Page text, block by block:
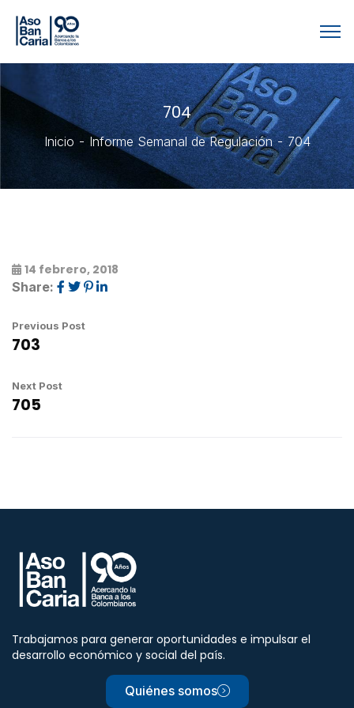
704
Inicio Informe Semanal de Regulación 704
14 febrero, 2018
Share:
Previous Post
703
Next Post
705
Trabajamos para generar oportunidades e impulsar el
desarrollo económico y social del país.
Quiénes somos